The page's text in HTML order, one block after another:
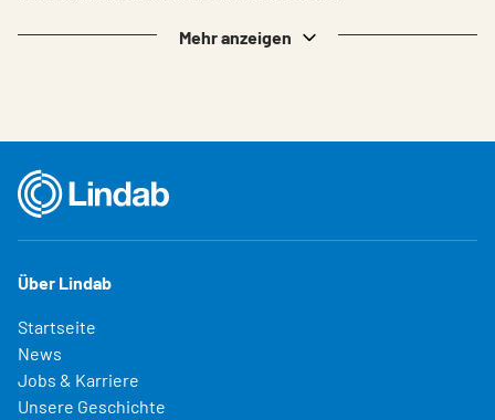
Mehr anzeigen
Über Lindab
Startseite
News
Jobs & Karriere
Unsere Geschichte